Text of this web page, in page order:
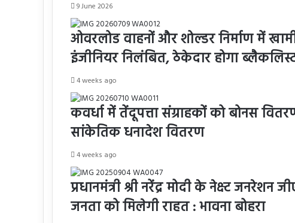
9 June 2026
ओवरलोड वाहनों और शोल्डर निर्माण में
इंजीनियर निलंबित, ठेकेदार होगा
4 weeks ago
कवर्धा में तेंदूपत्ता संग्राहकों को बोनस
सांकेतिक धनादेश वितरण
4 weeks ago
प्रधानमंत्री श्री नरेंद्र मोदी के नेक्स्ट
जनता को मिलेगी राहत : भावना बोहरा